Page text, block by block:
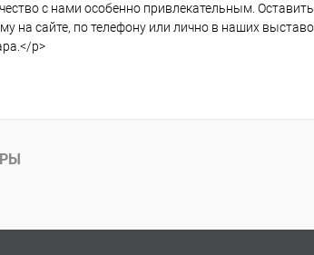
с нами особенно привлекательным.
на сайте, по телефону или лично в наших
p>